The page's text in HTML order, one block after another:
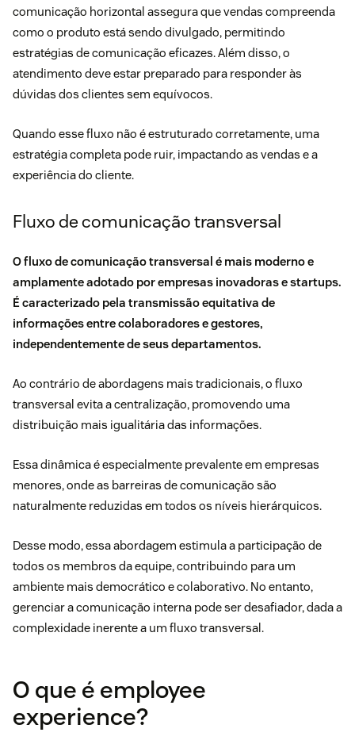
comunicação horizontal assegura que vendas compreenda
como o produto está sendo divulgado, permitindo
estratégias de comunicação eficazes. Além disso, o
atendimento deve estar preparado para responder às
dúvidas dos clientes sem equívocos.
Quando esse fluxo não é estruturado corretamente, uma
estratégia completa pode ruir, impactando as vendas e a
experiência do cliente.
Fluxo de comunicação transversal
O fluxo de comunicação transversal é mais moderno e
amplamente adotado por empresas inovadoras e startups.
É caracterizado pela transmissão equitativa de
informações entre colaboradores e gestores,
independentemente de seus departamentos.
Ao contrário de abordagens mais tradicionais, o fluxo
transversal evita a centralização, promovendo uma
distribuição mais igualitária das informações.
Essa dinâmica é especialmente prevalente em empresas
menores, onde as barreiras de comunicação são
naturalmente reduzidas em todos os níveis hierárquicos.
Desse modo, essa abordagem estimula a participação de
todos os membros da equipe, contribuindo para um
ambiente mais democrático e colaborativo. No entanto,
gerenciar a comunicação interna pode ser desafiador, dada a
complexidade inerente a um fluxo transversal.
O que é employee
experience?